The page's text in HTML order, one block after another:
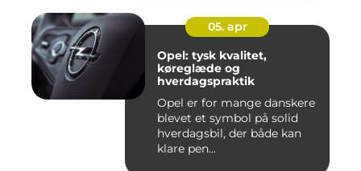
05. apr
Opel: tysk kvalitet,
køreglæde og
hverdagspraktik
Opel er for mange danskere
blevet et symbol på solid
hverdagsbil, der både kan
klare pen...